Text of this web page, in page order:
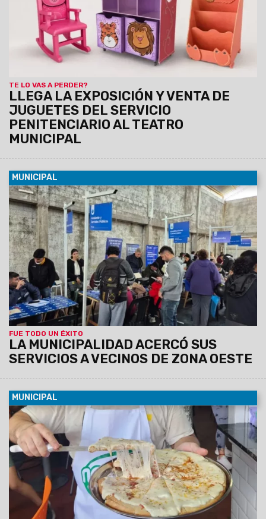
TE LO VAS A PERDER?
LLEGA LA EXPOSICIÓN Y VENTA DE
JUGUETES DEL SERVICIO
PENITENCIARIO AL TEATRO
MUNICIPAL
Penitenciario de Salta.
MUNICIPAL
FUE TODO UN ÉXITO
LA MUNICIPALIDAD ACERCÓ SUS
SERVICIOS A VECINOS DE ZONA OESTE
09/08/2026 Esta mañana se realizó una nueva edición de
"La Muni en tu Barrio" en el Club Deportivo de Solís Pizarro,
donde los vecinos pudieron realizar trámites y gestiones
municipales y provinciales. Además, se desarrolló un
operativo de discapacidad para facilitar el acceso al
Certificado Único de Discapacidad (CUD) y otras
prestaciones.
MUNICIPAL
08/08/2026
Empanadas, tamales, humitas, locro, pizzas,
milanesas, minutas y muchas otras especialidades forman
parte de una amplia oferta de comidas caseras que invita a
salteños y turistas a disfrutar de los sabores de siempre a
precios accesibles.